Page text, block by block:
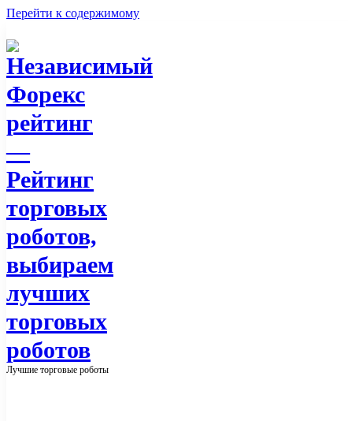
Перейти к содержимому
Лучшие торговые роботы